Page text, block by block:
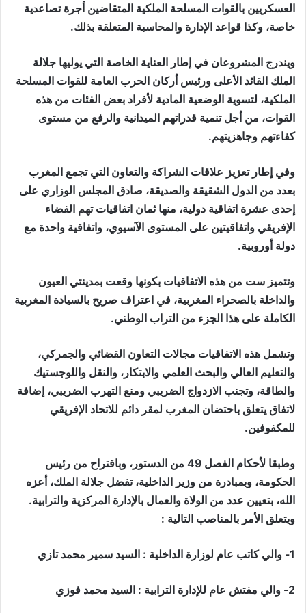
العسكريين بالقوات المسلحة الملكية المتقاضين أجرة تصاعدية
خاصة، وكذا قواعد الإدارة والمحاسبة المتعلقة بذلك.
ويندرج المشروعان في إطار العناية الخاصة التي يوليها جلالة
الملك القائد الأعلى ورئيس أركان الحرب العامة للقوات المسلحة
الملكية، لتسوية الوضعية المادية لأفراد بعض الفئات من هذه
القوات، من أجل تنمية قدراتهم الميدانية والرفع من مستوى
كفاءتهم وجاهزيتهم.
وفي إطار تعزيز علاقات الشراكة والتعاون التي تجمع المغرب
بعدد من الدول الشقيقة والصديقة، صادق المجلس الوزاري على
إحدى عشرة اتفاقية دولية، منها ثمان اتفاقيات تهم الفضاء
الإفريقي واتفاقيتين على المستوى الآسيوي، واتفاقية واحدة مع
دولة أوروبية.
وتتميز ست من هذه الاتفاقيات بكونها وقعت بمدينتي العيون
والداخلة بالصحراء المغربية، في اعتراف صريح بالسيادة المغربية
الكاملة على هذا الجزء من التراب الوطني.
وتشمل هذه الاتفاقيات مجالات التعاون القضائي والجمركي،
والتعليم العالي والبحث العلمي والابتكار، والنقل واللوجستيك
والطاقة، وتجنب الازدواج الضريبي ومنع التهرب الضريبي، إضافة
لاتفاق يتعلق باحتضان المغرب لمقر دائم للاتحاد الإفريقي
للمكفوفين.
وطبقا لأحكام الفصل 49 من الدستور، وباقتراح من رئيس
الحكومة، وبمبادرة من وزير الداخلية، تفضل جلالة الملك، أعزه
الله، بتعيين عدد من الولاة والعمال بالإدارة المركزية والترابية.
ويتعلق الأمر بالمناصب التالية :
1- والي كاتب عام لوزارة الداخلية : السيد سمير محمد تازي
2- والي مفتش عام للإدارة الترابية : السيد محمد فوزي